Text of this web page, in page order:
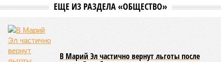
были обобщены
мероприятий в детских оздоровительных лагерях. В
причём 14 из них относятся к загородному типу. Сотрудники